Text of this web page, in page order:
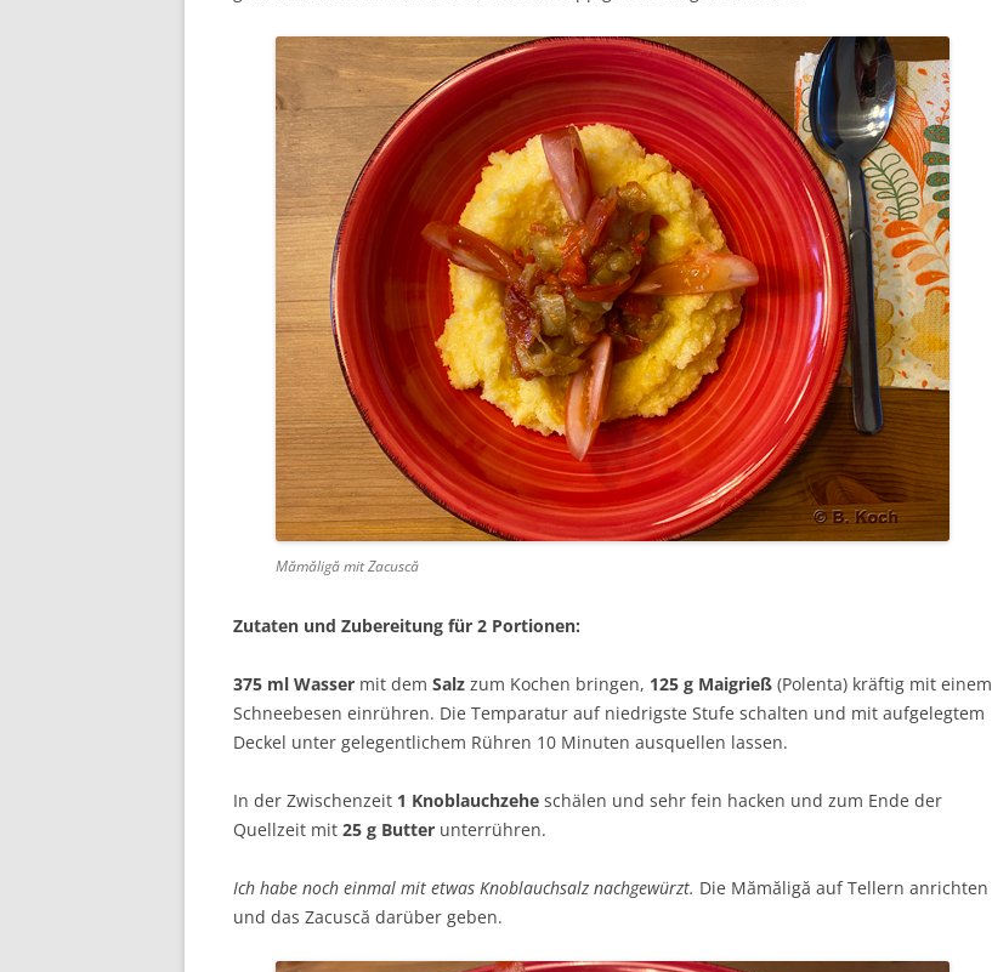
Mămăligă mit Zacuscă
Zutaten und Zubereitung für 2 Portionen:
375 ml Wasser mit dem Salz zum Kochen bringen, 125 g Maigrieß (Polenta) kräftig mit einem
Schneebesen einrühren. Die Temparatur auf niedrigste Stufe schalten und mit aufgelegtem
Deckel unter gelegentlichem Rühren 10 Minuten ausquellen lassen.
In der Zwischenzeit 1 Knoblauchzehe schälen und sehr fein hacken und zum Ende der
Quellzeit mit 25 g Butter unterrühren.
Ich habe noch einmal mit etwas Knoblauchsalz nachgewürzt. Die Mămăligă auf Tellern anrichten
und das Zacuscă darüber geben.